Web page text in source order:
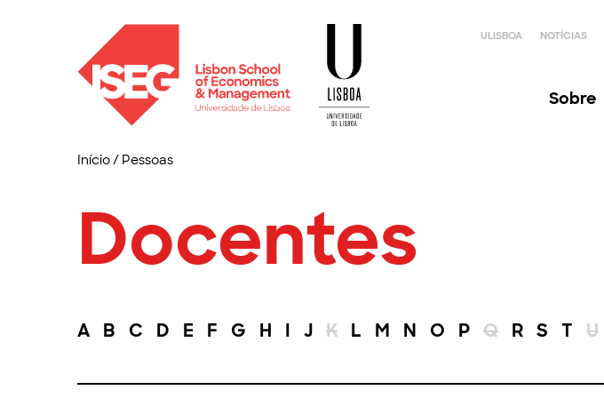
ULISBOA NOTÍCIAS
Sobre
Início/ Pessoas
Docentes
A B C D E F G H I J K L M N O P Q R S T U